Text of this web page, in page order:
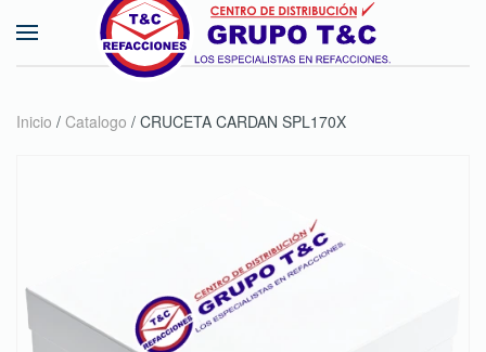
Skip to main content
Inicio / Catalogo / CRUCETA CARDAN SPL170X